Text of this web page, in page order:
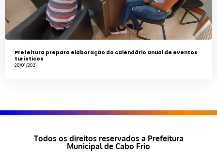
Prefeitura prepara elaboração do calendário anual de eventos
turísticos
28/01/2021
Todos os direitos reservados a Prefeitura
Municipal de Cabo Frio